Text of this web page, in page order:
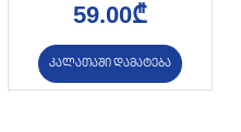
59.00₾
კალათაში დამატება